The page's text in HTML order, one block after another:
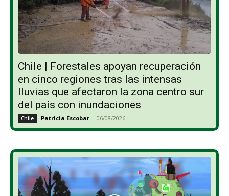
Chile | Forestales apoyan recuperación
en cinco regiones tras las intensas
lluvias que afectaron la zona centro sur
del país con inundaciones
Chile Patricia Escobar - 06/08/2026